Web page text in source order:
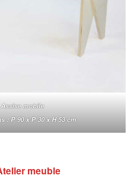
Assise mobile
: P 90 x P 30 x H 53 cm
meuble